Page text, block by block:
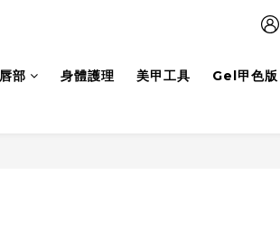
部 身體護理 美甲工具 Gel甲色版